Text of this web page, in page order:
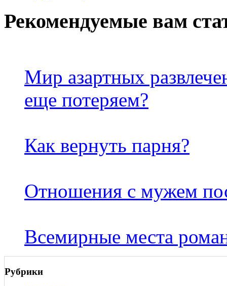
Рекомендуемые вам
Мир азартных
еще потеряем?
Как вернуть парня?
Отношения с мужем
Всемирные места
Рубрики